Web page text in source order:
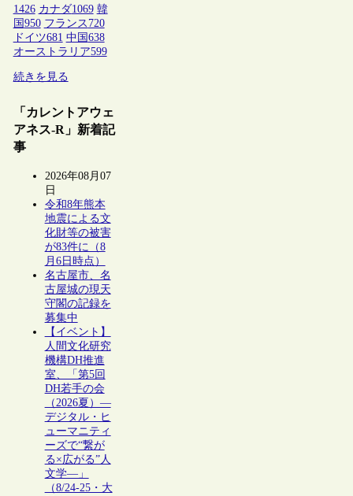
1426 カナダ1069 韓
国 950 フランス 720
ドイツ681 中国 638
オーストラリア599
続きを見る
「カレントアウェ
アネス-R」新着記
事
2026年08月07
日
令和8年熊本
地震による文
化財等の被害
が83件に（8
月6日時点）
名古屋市、名
古屋城の現天
守閣の記録を
募集中
【イベント】
人間文化研究
機構DH推進
室、「第5回
DH若手の会
（2026夏）―
デジタル・ヒ
ューマニティ
ーズで“繋が
る×広がる”人
文学―」
（8/24-25・大